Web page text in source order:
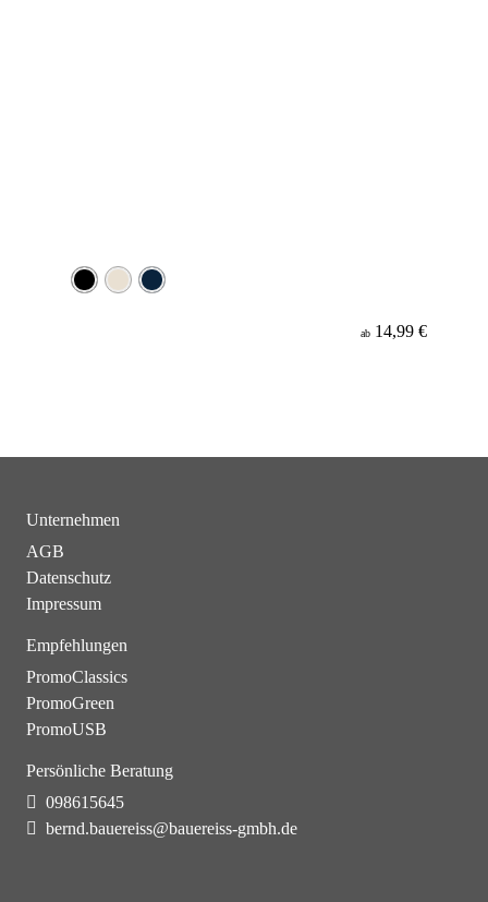
ab 14,99 €
Unternehmen
AGB
Datenschutz
Impressum
Empfehlungen
PromoClassics
PromoGreen
PromoUSB
Persönliche Beratung
098615645
bernd.bauereiss@bauereiss-gmbh.de